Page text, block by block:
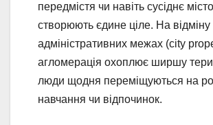
передмістя чи навіть сусіднє
створюють єдине ціле. На відміну
адміністративних межах (city
агломерація охоплює ширшу
люди щодня переміщуються на
навчання чи відпочинок.